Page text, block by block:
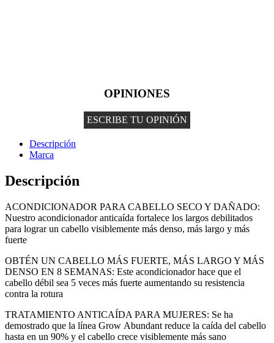
OPINIONES
ESCRIBE TU OPINIÓN
Descripción
Marca
Descripción
ACONDICIONADOR PARA CABELLO SECO Y DAÑADO:
Nuestro acondicionador anticaída fortalece los largos debilitados
para lograr un cabello visiblemente más denso, más largo y más
fuerte
OBTÉN UN CABELLO MÁS FUERTE, MÁS LARGO Y MÁS
DENSO EN 8 SEMANAS: Este acondicionador hace que el
cabello débil sea 5 veces más fuerte aumentando su resistencia
contra la rotura
TRATAMIENTO ANTICAÍDA PARA MUJERES: Se ha
demostrado que la línea Grow Abundant reduce la caída del cabello
hasta en un 90% y el cabello crece visiblemente más sano